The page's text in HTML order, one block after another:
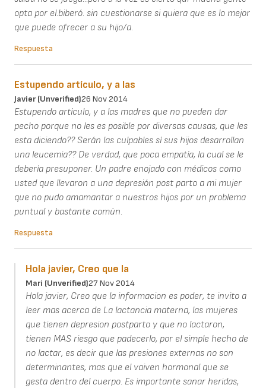
opta por el.biberó. sin cuestionarse si quiera que es lo mejor
que puede ofrecer a su hijo/a.
Respuesta
Estupendo artículo, y a las
Javier (unverified)26 Nov 2014
Estupendo artículo, y a las madres que no pueden dar
pecho porque no les es posible por diversas causas, que les
esta diciendo?? Serán las culpables sí sus hijos desarrollan
una leucemia?? De verdad, que poca empatía, la cual se le
debería presuponer. Un padre enojado con médicos como
usted que llevaron a una depresión post parto a mi mujer
que no pudo amamantar a nuestros hijos por un problema
puntual y bastante común.
Respuesta
Hola javier, Creo que la
Mari (unverified)27 Nov 2014
Hola javier, Creo que la informacion es poder, te invito a
leer mas acerca de La lactancia materna, las mujeres
que tienen depresion postparto y que no lactaron,
tienen MAS riesgo que padecerlo, por el simple hecho de
no lactar, es decir que las presiones externas no son
determinantes, mas que el vaiven hormonal que se
gesta dentro del cuerpo. Es importante sanar heridas,